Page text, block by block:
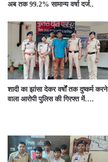
अब तक 99.2% सामान्य वर्षा दर्ज..
शादी का झांसा देकर वर्षों तक दुष्कर्म करने
वाला आरोपी पुलिस की गिरफ्त में….